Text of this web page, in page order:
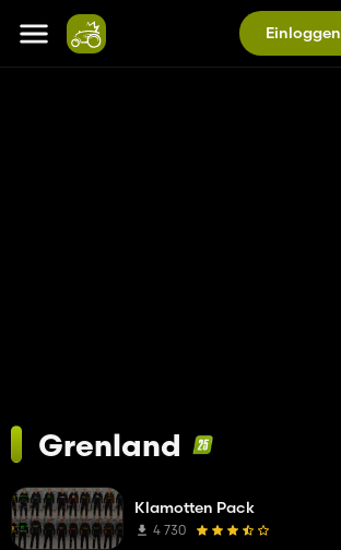
Einloggen
Grenland
Klamotten Pack
4 730